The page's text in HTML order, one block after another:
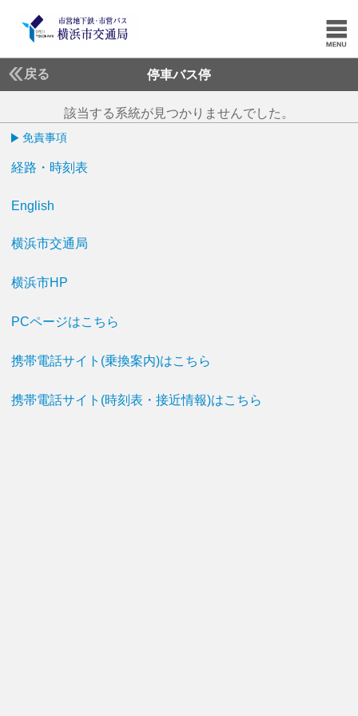
戻る 停車バス停
該当する系統が見つかりませんでした。
免責事項
経路・時刻表
English
横浜市交通局
横浜市HP
PCページはこちら
携帯電話サイト(乗換案内)はこちら
携帯電話サイト(時刻表・接近情報)はこちら